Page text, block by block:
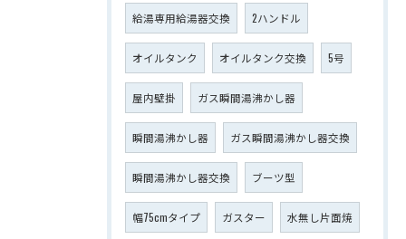
給湯専用給湯器交換 2ハンドル
オイルタンク オイルタンク交換 5号
屋内壁掛 ガス瞬間湯沸かし器
瞬間湯沸かし器 ガス瞬間湯沸かし器交換
瞬間湯沸かし器交換 ブーツ型
幅75cmタイプ ガスター 水無し片面焼